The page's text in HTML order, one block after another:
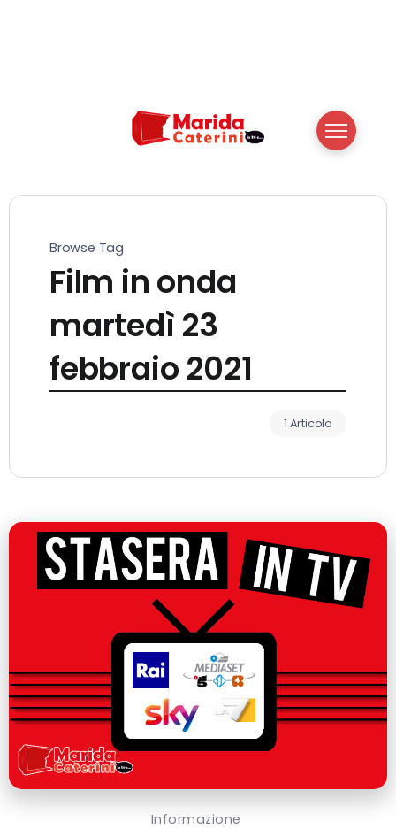
Browse Tag
Film in onda
martedì 23
febbraio 2021
1 Articolo
Informazione